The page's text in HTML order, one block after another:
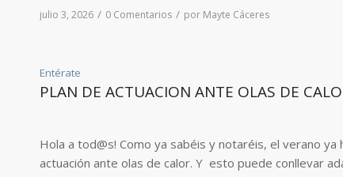
julio 3, 2026 / 0 Comentarios / por Mayte Cáceres
Entérate
PLAN DE ACTUACION ANTE OLAS DE
Hola a tod@s! Como ya sabéis y notaréis, el verano
actuación ante olas de calor. Y esto puede conllevar